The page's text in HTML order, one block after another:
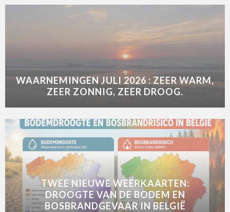
WAARNEMINGEN JULI 2026 : ZEER WARM,
ZEER ZONNIG, ZEER DROOG.
TWEE NIEUWE WEERKAARTEN:
DROOGTE VAN DE BODEM EN
BOSBRANDGEVAAR IN BELGIË